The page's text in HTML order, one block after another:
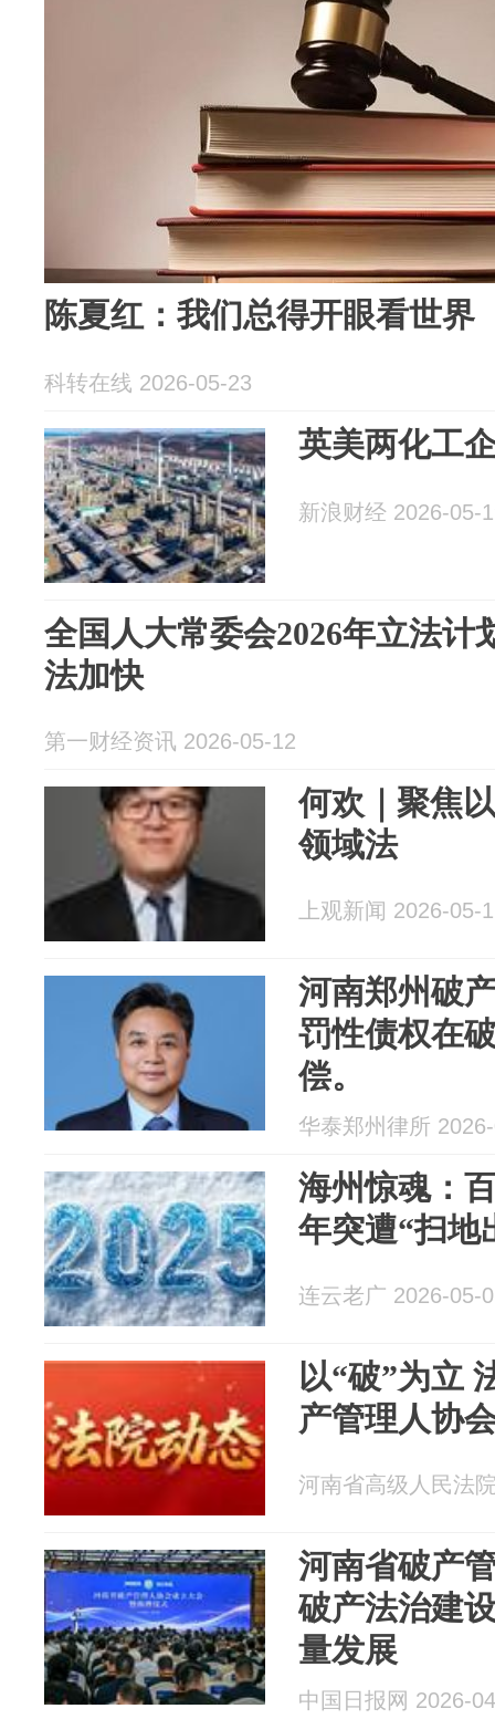
陈夏红：我们总得开眼看世界
科转在线 2026-05-23
英美两化工
新浪财经 2026-05-
全国人大常委会2026年立法计
法加快
第一财经资讯 2026-05-12
何欢｜聚焦
领域法
上观新闻 2026-05-
河南郑州破
罚性债权在
偿。
华泰郑州律所
海州惊魂：
年突遭“扫地
连云老广 2026-05-
以“破”为立
产管理人协
河南省高级人民法
河南省破产
破产法治建
量发展
中国日报网 2026-